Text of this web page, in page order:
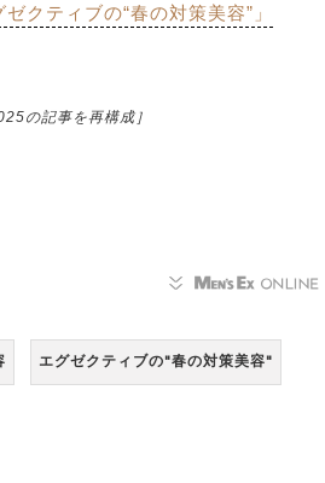
ゼクティブの“春の対策美容”」
の記事を再構成］
エグゼクティブの"春の対策美容"